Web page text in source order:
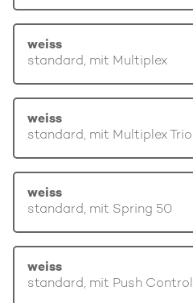
weiss
standard, mit Multiplex
weiss
standard, mit Multiplex Trio
weiss
standard, mit Spring 50
weiss
standard, mit Push Control